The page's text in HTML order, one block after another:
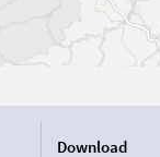
Download